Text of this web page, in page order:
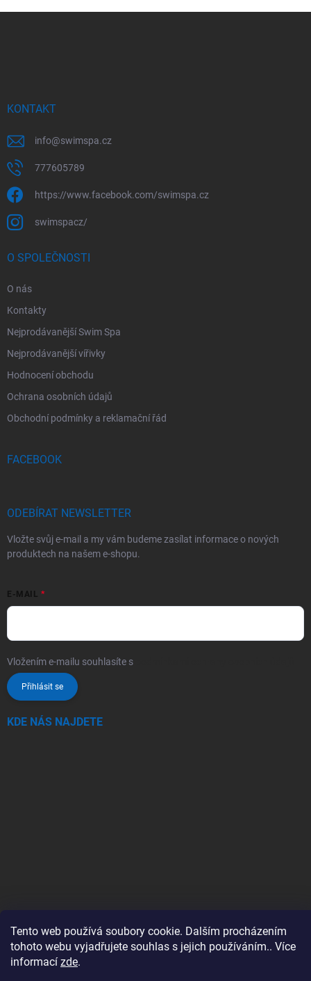
Tento web používá soubory cookie. Dalším procházením
tohoto webu vyjadřujete souhlas s jejich používáním.. Více
informací zde.
KONTAKT
info@swimspa.cz
777605789
https://www.facebook.com/swimspa.cz
swimspacz/
O SPOLEČNOSTI
O nás
Kontakty
Nejprodávanější Swim Spa
Nejprodávanější vířivky
Hodnocení obchodu
Ochrana osobních údajů
Obchodní podmínky a reklamační řád
FACEBOOK
ODEBÍRAT NEWSLETTER
Vložte svůj e-mail a my vám budeme zasílat informace o nových
produktech na našem e-shopu.
E-MAIL
Vložením e-mailu souhlasíte s
Přihlásit se
KDE NÁS NAJDETE
Copyright 2026SwimSpa.cz